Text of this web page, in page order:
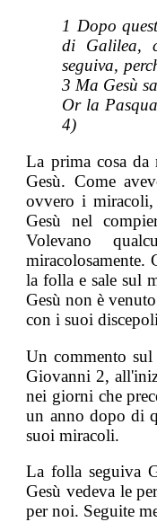
1 Dopo
di Galilea,
seguiva,
3 Ma Gesù
Or la
4)
La prima cosa da
Gesù. Come
ovvero i
Gesù nel
Volevano
miracolosamente.
la folla e sale sul
Gesù non è
con i suoi
Un commento sul
Giovanni 2,
nei giorni che
un anno dopo di
suoi miracoli.
La folla seguiva
Gesù vedeva le
per noi. Seguite